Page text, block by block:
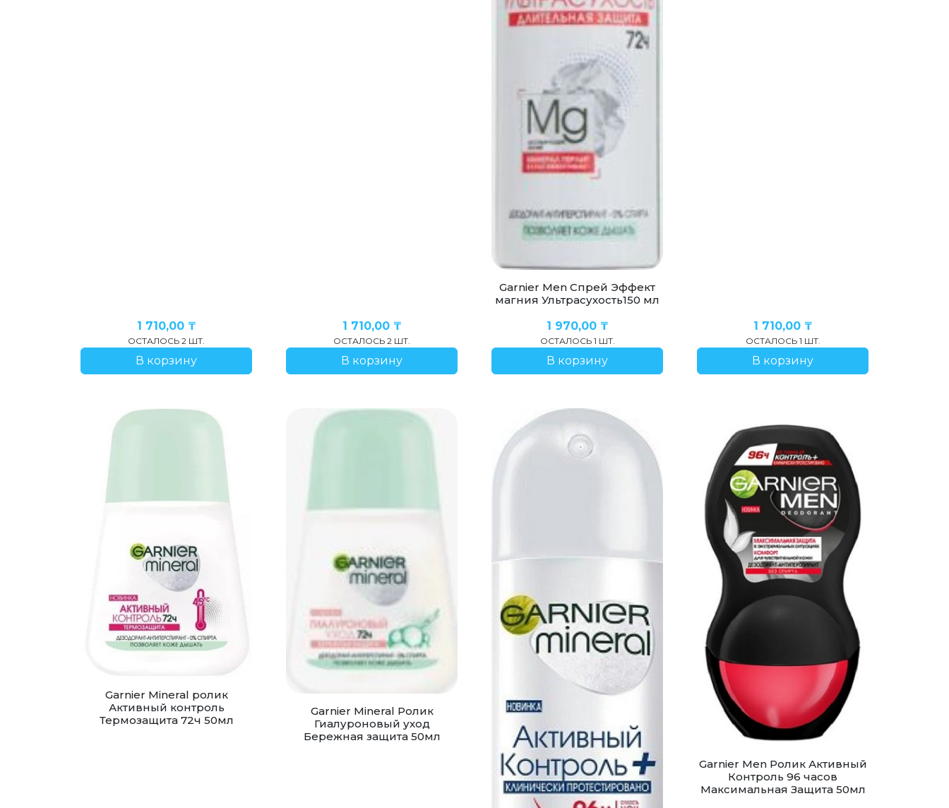
1 710,00 ₸
ОСТАЛОСЬ 2 ШТ.
В корзину
1 710,00 ₸
ОСТАЛОСЬ 2 ШТ.
В корзину
Garnier Men Спрей Эффект
магния Ультрасухость150 мл
1 970,00 ₸
ОСТАЛОСЬ 1 ШТ.
В корзину
1 710,00 ₸
ОСТАЛОСЬ 1 ШТ.
В корзину
Garnier Mineral ролик
Активный контроль
Термозащита 72ч 50мл
Garnier Mineral Ролик
Гиалуроновый уход
Бережная защита 50мл
Garnier Men Ролик Активный
Контроль 96 часов
Максимальная Защита 50мл